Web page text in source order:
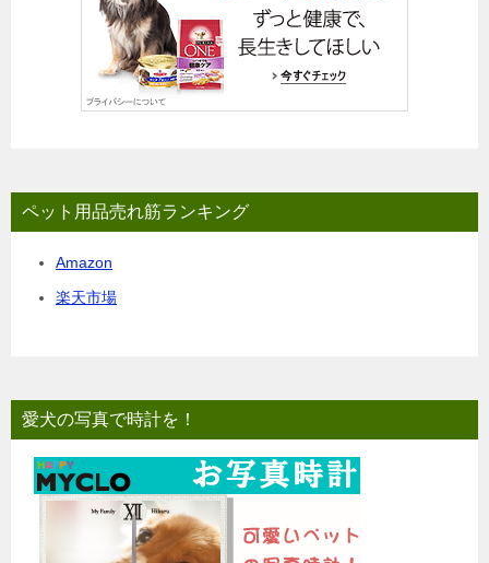
ペット用品売れ筋ランキング
Amazon
楽天市場
愛犬の写真で時計を！